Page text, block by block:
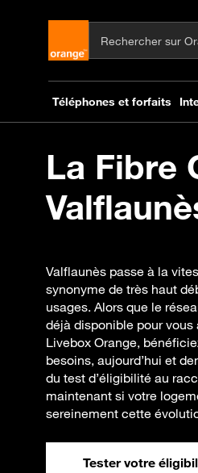
La Fibre
Valflaunès passe à la
synonyme de très haut
usages. Alors que le
déjà disponible pour
Livebox Orange,
besoins, aujourd’hui et
du test d’éligibilité au
maintenant si votre
sereinement cette
Tester votre